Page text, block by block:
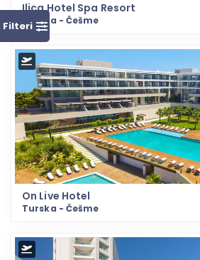
Filteri
Ilica Hotel Spa Resort
Turska - Češme
On Live Hotel
Turska - Češme